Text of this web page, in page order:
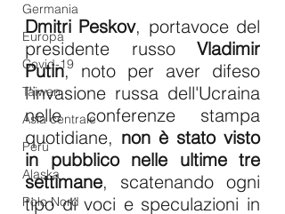
Germania
Europa
Covid-19
Taiwan
Asia centrale
Perù
Alaska
Polo Nord
Dmitri Peskov, portavoce del
presidente russo Vladimir
Putin, noto per aver difeso
l'invasione russa dell'Ucraina
nelle conferenze stampa
quotidiane, non è stato visto
in pubblico nelle ultime tre
settimane, scatenando ogni